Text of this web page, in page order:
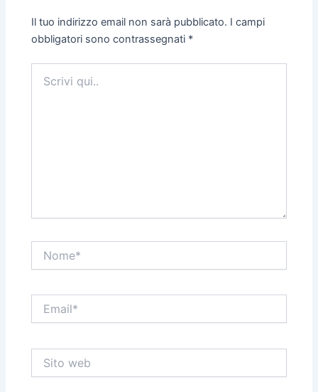
Il tuo indirizzo email non sarà pubblicato. I campi
obbligatori sono contrassegnati *
qui..
web